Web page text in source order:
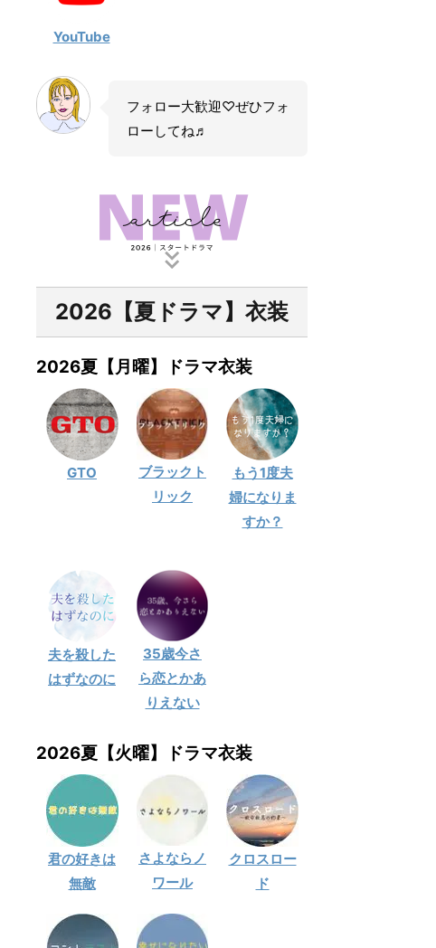
YouTube
フォロー大歓迎♡ぜひフォ
ローしてね♬
2026【夏ドラマ】衣装
2026夏【月曜】ドラマ衣装
GTO
ブラックト
リック
もう1度夫
婦になりま
すか？
夫を殺した
はずなのに
35歳今さ
ら恋とかあ
りえない
2026夏【火曜】ドラマ衣装
君の好きは
無敵
さよならノ
ワール
クロスロー
ド